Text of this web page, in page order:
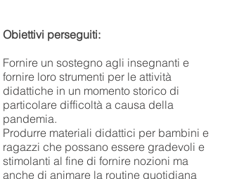
Obiettivi perseguiti:
Fornire un sostegno agli insegnanti e
fornire loro strumenti per le attività
didattiche in un momento storico di
particolare difficoltà a causa della
pandemia.
Produrre materiali didattici per bambini e
ragazzi che possano essere gradevoli e
stimolanti al fine di fornire nozioni ma
anche di animare la routine quotidiana